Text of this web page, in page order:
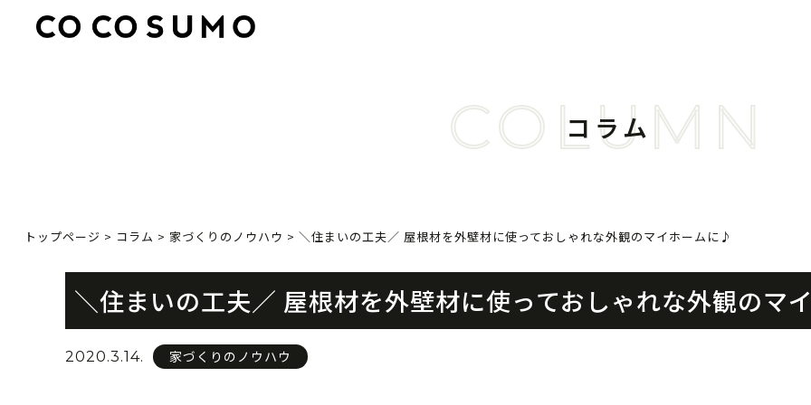
COLUMN
コラム
トップページ > コラム > 家づくりのノウハウ > ＼住まいの工夫／ 屋根材を外壁材に使っておしゃれな外観のマイホームに♪
＼住まいの工夫／ 屋根材を外壁材に使っておしゃれな外観のマ
2020.3.14. 家づくりのノウハウ